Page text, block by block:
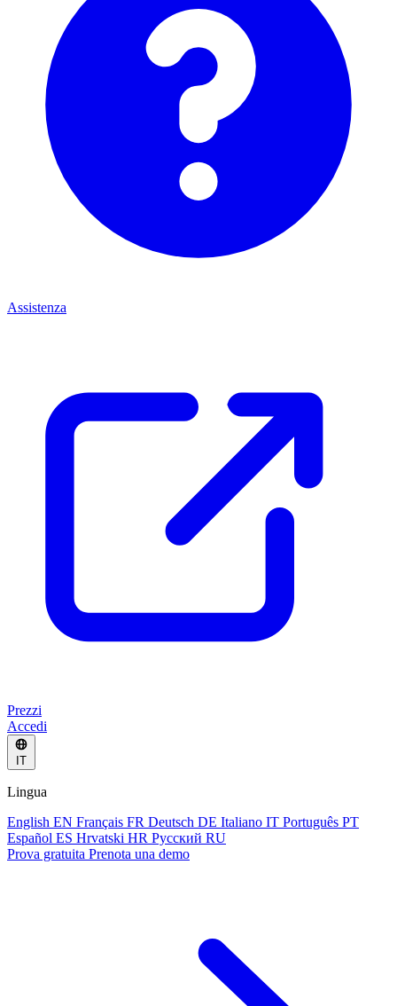
Assistenza
Prezzi
Accedi
IT
Lingua
English EN Français FR Deutsch DE Italiano IT Português PT
Español ES Hrvatski HR Русский RU
Prova gratuita Prenota una demo